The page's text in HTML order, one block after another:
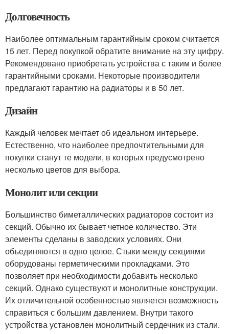
Долговечность
Наиболее оптимальным гарантийным сроком считается
15 лет. Перед покупкой обратите внимание на эту цифру.
Рекомендовано приобретать устройства с таким и более
гарантийными сроками. Некоторые производители
предлагают гарантию на радиаторы и в 50 лет.
Дизайн
Каждый человек мечтает об идеальном интерьере.
Естественно, что наиболее предпочтительными для
покупки станут те модели, в которых предусмотрено
несколько цветов для выбора.
Монолит или секции
Большинство биметаллических радиаторов состоит из
секций. Обычно их бывает четное количество. Эти
элементы сделаны в заводских условиях. Они
объединяются в одно целое. Стыки между секциями
оборудованы герметическими прокладками. Это
позволяет при необходимости добавить несколько
секций. Однако существуют и монолитные конструкции.
Их отличительной особенностью является возможность
справиться с большим давлением. Внутри такого
устройства установлен монолитный сердечник из стали.